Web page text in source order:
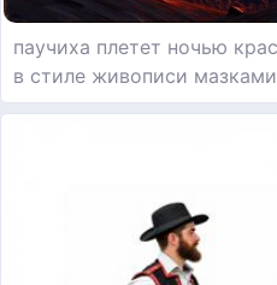
паучиха плетет ночью
в стиле живописи